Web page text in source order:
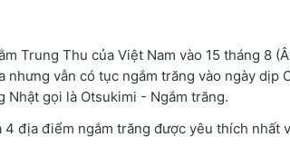
Trung Thu của Việt Nam vào 15 tháng 8
nhưng vẫn có tục ngắm trăng vào ngày dịp
Nhật gọi là Otsukimi - Ngắm trăng.
4 địa điểm ngắm trăng được yêu thích nhất